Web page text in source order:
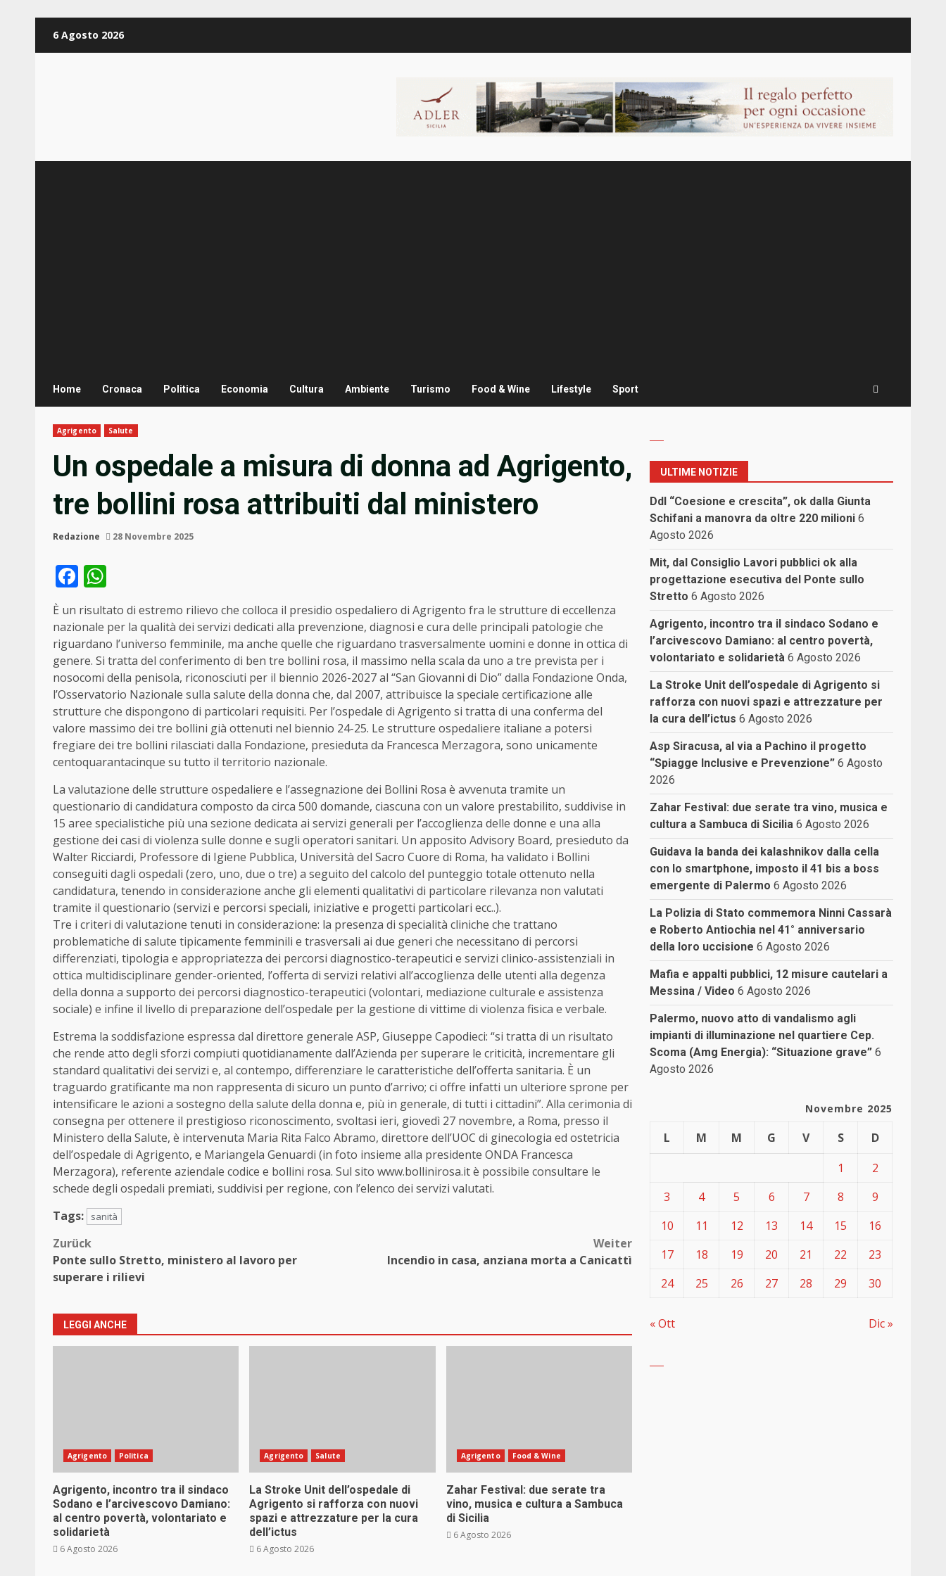
Inhalt6 Agosto 2026
Home Cronaca Politica Economia Cultura Ambiente Turismo Food & Wine Lifestyle Sport
Agrigento Salute
Un ospedale a misura di donna ad Agrigento,
tre bollini rosa attribuiti dal ministero
Redazione 28 Novembre 2025
Facebook
È un risultato di estremo rilievo che colloca il presidio ospedaliero di Agrigento fra le strutture di eccellenza
nazionale per la qualità dei servizi dedicati alla prevenzione, diagnosi e cura delle principali patologie che
riguardano l’universo femminile, ma anche quelle che riguardano trasversalmente uomini e donne in ottica di
genere. Si tratta del conferimento di ben tre bollini rosa, il massimo nella scala da uno a tre prevista per i
nosocomi della penisola, riconosciuti per il biennio 2026-2027 al “San Giovanni di Dio” dalla Fondazione Onda,
l’Osservatorio Nazionale sulla salute della donna che, dal 2007, attribuisce la speciale certificazione alle
strutture che dispongono di particolari requisiti. Per l’ospedale di Agrigento si tratta di una conferma del
valore massimo dei tre bollini già ottenuti nel biennio 24-25. Le strutture ospedaliere italiane a potersi
fregiare dei tre bollini rilasciati dalla Fondazione, presieduta da Francesca Merzagora, sono unicamente
centoquarantacinque su tutto il territorio nazionale.
La valutazione delle strutture ospedaliere e l’assegnazione dei Bollini Rosa è avvenuta tramite un
questionario di candidatura composto da circa 500 domande, ciascuna con un valore prestabilito, suddivise in
15 aree specialistiche più una sezione dedicata ai servizi generali per l’accoglienza delle donne e una alla
gestione dei casi di violenza sulle donne e sugli operatori sanitari. Un apposito Advisory Board, presieduto da
Walter Ricciardi, Professore di Igiene Pubblica, Università del Sacro Cuore di Roma, ha validato i Bollini
conseguiti dagli ospedali (zero, uno, due o tre) a seguito del calcolo del punteggio totale ottenuto nella
candidatura, tenendo in considerazione anche gli elementi qualitativi di particolare rilevanza non valutati
tramite il questionario (servizi e percorsi speciali, iniziative e progetti particolari ecc..).
Tre i criteri di valutazione tenuti in considerazione: la presenza di specialità cliniche che trattano
problematiche di salute tipicamente femminili e trasversali ai due generi che necessitano di percorsi
differenziati, tipologia e appropriatezza dei percorsi diagnostico-terapeutici e servizi clinico-assistenziali in
ottica multidisciplinare gender-oriented, l’offerta di servizi relativi all’accoglienza delle utenti alla degenza
della donna a supporto dei percorsi diagnostico-terapeutici (volontari, mediazione culturale e assistenza
sociale) e infine il livello di preparazione dell’ospedale per la gestione di vittime di violenza fisica e verbale.
Estrema la soddisfazione espressa dal direttore generale ASP, Giuseppe Capodieci: “si tratta di un risultato
che rende atto degli sforzi compiuti quotidianamente dall’Azienda per superare le criticità, incrementare gli
standard qualitativi dei servizi e, al contempo, differenziare le caratteristiche dell’offerta sanitaria. È un
traguardo gratificante ma non rappresenta di sicuro un punto d’arrivo; ci offre infatti un ulteriore sprone per
intensificare le azioni a sostegno della salute della donna e, più in generale, di tutti i cittadini”. Alla cerimonia di
consegna per ottenere il prestigioso riconoscimento, svoltasi ieri, giovedì 27 novembre, a Roma, presso il
Ministero della Salute, è intervenuta Maria Rita Falco Abramo, direttore dell’UOC di ginecologia ed ostetricia
dell’ospedale di Agrigento, e Mariangela Genuardi (in foto insieme alla presidente ONDA Francesca
Merzagora), referente aziendale codice e bollini rosa. Sul sito www.bollinirosa.it è possibile consultare le
schede degli ospedali premiati, suddivisi per regione, con l’elenco dei servizi valutati.
Tags:
sanità
Beitragsnavigation
Zurück
Ponte sullo Stretto, ministero al lavoro per
superare i rilievi
Weiter
Incendio in casa, anziana morta a Canicattì
LEGGI ANCHE
Agrigento Politica
Agrigento, incontro tra il sindaco
Sodano e l’arcivescovo Damiano:
al centro povertà, volontariato e
solidarietà
6 Agosto 2026
Agrigento Salute
La Stroke Unit dell’ospedale di
Agrigento si rafforza con nuovi
spazi e attrezzature per la cura
dell’ictus
6 Agosto 2026
Agrigento Food & Wine
Zahar Festival: due serate tra
vino, musica e cultura a Sambuca
di Sicilia
6 Agosto 2026
ULTIME NOTIZIE
Ddl “Coesione e crescita”, ok dalla Giunta
Schifani a manovra da oltre 220 milioni 6
Agosto 2026
Mit, dal Consiglio Lavori pubblici ok alla
progettazione esecutiva del Ponte sullo
Stretto 6 Agosto 2026
Agrigento, incontro tra il sindaco Sodano e
l’arcivescovo Damiano: al centro povertà,
volontariato e solidarietà 6 Agosto 2026
La Stroke Unit dell’ospedale di Agrigento si
rafforza con nuovi spazi e attrezzature per
la cura dell’ictus 6 Agosto 2026
Asp Siracusa, al via a Pachino il progetto
“Spiagge Inclusive e Prevenzione” 6 Agosto
2026
Zahar Festival: due serate tra vino, musica e
cultura a Sambuca di Sicilia 6 Agosto 2026
Guidava la banda dei kalashnikov dalla cella
con lo smartphone, imposto il 41 bis a boss
emergente di Palermo 6 Agosto 2026
La Polizia di Stato commemora Ninni Cassarà
e Roberto Antiochia nel 41° anniversario
della loro uccisione 6 Agosto 2026
Mafia e appalti pubblici, 12 misure cautelari a
Messina / Video 6 Agosto 2026
Palermo, nuovo atto di vandalismo agli
impianti di illuminazione nel quartiere Cep.
Scoma (Amg Energia): “Situazione grave” 6
Agosto 2026
Novembre 2025
L M M G V S
D
1
2
3
4 5 6 7 8
9
10
11 12 13 14 15
16
17
18 19 20 21 22
23
24
25 26 27 28 29 30
« Ott Dic »